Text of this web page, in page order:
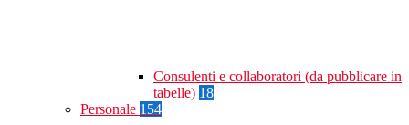
Consulenti e collaboratori (da pubblicare in
tabelle) 18
Personale 154